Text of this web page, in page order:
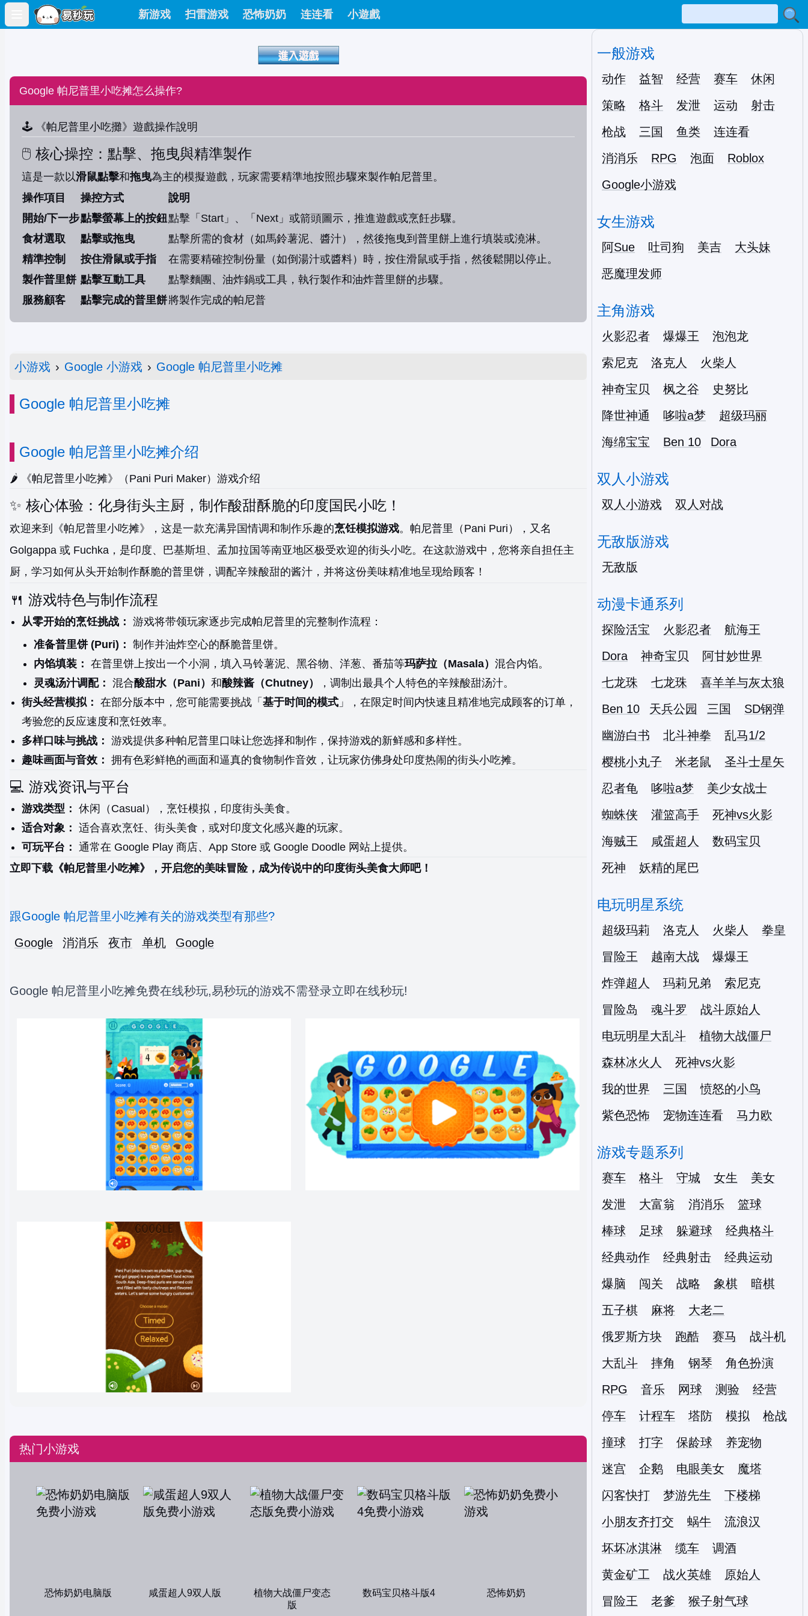
Open main menu
新游戏 扫雷游戏 恐怖奶奶 连连看 小遊戲
Google 帕尼普里小吃摊怎么操作?
🕹️ 《帕尼普里小吃攤》遊戲操作說明
🖱️ 核心操控：點擊、拖曳與精準製作
這是一款以滑鼠點擊和拖曳為主的模擬遊戲，玩家需要精準地按照步驟來製作帕尼普里。
操作項目
操控方式
說明
開始/下一步點擊螢幕上的按鈕點擊「Start」、「Next」或箭頭圖示，推進遊戲或烹飪步驟。
食材選取
點擊或拖曳
點擊所需的食材（如馬鈴薯泥、醬汁），然後拖曳到普里餅上進行填裝或澆淋。
精準控制
按住滑鼠或手指
在需要精確控制份量（如倒湯汁或醬料）時，按住滑鼠或手指，然後鬆開以停止。
製作普里餅 點擊互動工具
點擊麵團、油炸鍋或工具，執行製作和油炸普里餅的步驟。
服務顧客
點擊完成的普里餅將製作完成的帕尼普
小游戏 › Google 小游戏 › Google 帕尼普里小吃摊
Google 帕尼普里小吃摊
Google 帕尼普里小吃摊介绍
🌶️ 《帕尼普里小吃摊》（Pani Puri Maker）游戏介绍
✨ 核心体验：化身街头主厨，制作酸甜酥脆的印度国民小吃！
欢迎来到《帕尼普里小吃摊》，这是一款充满异国情调和制作乐趣的烹饪模拟游戏。帕尼普里（Pani Puri），又名
Golgappa 或 Fuchka，是印度、巴基斯坦、孟加拉国等南亚地区极受欢迎的街头小吃。在这款游戏中，您将亲自担任主
厨，学习如何从头开始制作酥脆的普里饼，调配辛辣酸甜的酱汁，并将这份美味精准地呈现给顾客！
🍴 游戏特色与制作流程
从零开始的烹饪挑战： 游戏将带领玩家逐步完成帕尼普里的完整制作流程：
准备普里饼 (Puri)： 制作并油炸空心的酥脆普里饼。
内馅填装： 在普里饼上按出一个小洞，填入马铃薯泥、黑谷物、洋葱、番茄等玛萨拉（Masala） 混合内馅。
灵魂汤汁调配： 混合酸甜水（Pani） 和酸辣酱（Chutney）
，调制出最具个人特色的辛辣酸甜汤汁。
街头经营模拟： 在部分版本中，您可能需要挑战「 基于时间的模式 」，在限定时间内快速且精准地完成顾客的订单，
考验您的反应速度和烹饪效率。
多样口味与挑战： 游戏提供多种帕尼普里口味让您选择和制作，保持游戏的新鲜感和多样性。
趣味画面与音效： 拥有色彩鲜艳的画面和逼真的食物制作音效，让玩家仿佛身处印度热闹的街头小吃摊。
💻 游戏资讯与平台
游戏类型： 休闲（Casual），烹饪模拟，印度街头美食。
适合对象： 适合喜欢烹饪、街头美食，或对印度文化感兴趣的玩家。
可玩平台： 通常在 Google Play 商店、App Store 或 Google Doodle 网站上提供。
立即下载《帕尼普里小吃摊》，开启您的美味冒险，成为传说中的印度街头美食大师吧！
跟Google 帕尼普里小吃摊有关的游戏类型有那些?
Google
消消乐 夜市 单机 Google
Google 帕尼普里小吃摊免费在线秒玩,易秒玩的游戏不需登录立即在线秒玩!
热门小游戏
恐怖奶奶电脑版 咸蛋超人9双人版
植物大战僵尸变态
版
数码宝贝格斗版4 恐怖奶奶
一般游戏
动作 益智 经营 赛车
休闲
策略
格斗 发泄 运动
射击
枪战
三国 鱼类
连连看
消消乐
RPG 泡面
Roblox
Google小游戏
女生游戏
阿Sue 吐司狗 美吉
大头妹
恶魔理发师
主角游戏
火影忍者 爆爆王
泡泡龙
索尼克
洛克人
火柴人
神奇宝贝
枫之谷
史努比
降世神通
哆啦a梦
超级玛丽
海绵宝宝
Ben 10 Dora
双人小游戏
双人小游戏 双人对战
无敌版游戏
无敌版
动漫卡通系列
探险活宝 火影忍者
航海王
Dora
神奇宝贝
阿甘妙世界
七龙珠
七龙珠
喜羊羊与灰太狼
Ben 10
天兵公园 三国
SD钢弹
幽游白书
北斗神拳
乱马1/2
樱桃小丸子
米老鼠
圣斗士星矢
忍者龟
哆啦a梦
美少女战士
蜘蛛侠
灌篮高手
死神vs火影
海贼王
咸蛋超人
数码宝贝
死神
妖精的尾巴
电玩明星系统
超级玛莉 洛克人 火柴人
拳皇
冒险王
越南大战
爆爆王
炸弹超人
玛莉兄弟
索尼克
冒险岛
魂斗罗
战斗原始人
电玩明星大乱斗
植物大战僵尸
森林冰火人
死神vs火影
我的世界
三国
愤怒的小鸟
紫色恐怖
宠物连连看 马力欧
游戏专题系列
赛车 格斗 守城 女生
美女
发泄
大富翁 消消乐
篮球
棒球
足球 躲避球
经典格斗
经典动作
经典射击
经典运动
爆脑
闯关 战略 象棋
暗棋
五子棋
麻将
大老二
俄罗斯方块
跑酷 赛马
战斗机
大乱斗
摔角 钢琴
角色扮演
RPG
音乐 网球 测验
经营
停车
计程车 塔防 模拟
枪战
撞球
打字 保龄球
养宠物
迷宫
企鹅 电眼美女
魔塔
闪客快打
梦游先生
下楼梯
小朋友齐打交
蜗牛
流浪汉
坏坏冰淇淋
缆车
调酒
黄金矿工
战火英雄
原始人
冒险王
老爹 猴子射气球